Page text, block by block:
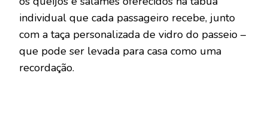
individual que cada passageiro recebe, junto
com a taça personalizada de vidro do passeio –
que pode ser levada para casa como uma
recordação.